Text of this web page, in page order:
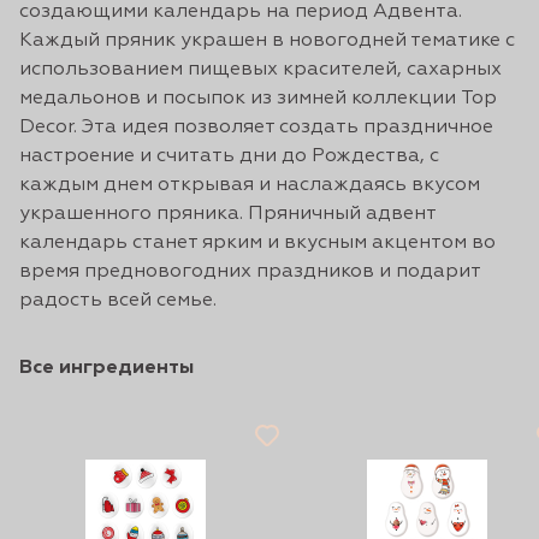
создающими календарь на период Адвента.
Каждый пряник украшен в новогодней тематике с
использованием пищевых красителей, сахарных
медальонов и посыпок из зимней коллекции Top
Decor. Эта идея позволяет создать праздничное
настроение и считать дни до Рождества, с
каждым днем открывая и наслаждаясь вкусом
украшенного пряника. Пряничный адвент
календарь станет ярким и вкусным акцентом во
время предновогодних праздников и подарит
радость всей семье.
Все ингредиенты